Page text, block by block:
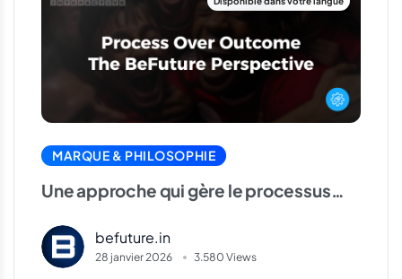
MARQUE & PHILOSOPHIE
Une approche qui gère le processus
BeFuturebefuture.in
28 janvier 2026 3.580 Views